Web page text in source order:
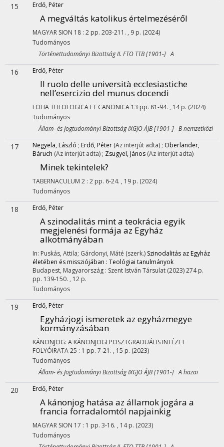
15 Erdő, Péter
A megváltás katolikus értelmezéséről
MAGYAR SION 18 : 2 pp. 203-211. , 9 p. (2024)
Tudományos
Történettudományi Bizottság II. FTO TTB [1901-] A
16 Erdő, Péter
Il ruolo delle università ecclesiastiche
nell’esercizio del munus docendi
FOLIA THEOLOGICA ET CANONICA 13 pp. 81-94. , 14 p. (2024)
Tudományos
Állam- és Jogtudományi Bizottság IXGJO ÁJB [1901-] B nemzetközi
17 Negyela, László ; Erdő, Péter (Az interjút adta) ; Oberlander,
Báruch (Az interjút adta) ; Zsugyel, János (Az interjút adta)
Minek tekintelek?
TABERNACULUM 2 : 2 pp. 6-24. , 19 p. (2024)
Tudományos
18 Erdő, Péter
A szinodalitás mint a teokrácia egyik
megjelenési formája az Egyház
alkotmányában
In: Puskás, Attila; Gárdonyi, Máté (szerk.) Szinodalitás az Egyház
életében és missziójában : Teológiai tanulmányok
Budapest, Magyarország : Szent István Társulat (2023)274 p.
pp. 139-150. , 12 p.
Tudományos
19 Erdő, Péter
Egyházjogi ismeretek az egyházmegye
kormányzásában
KÁNONJOG: A KÁNONJOGI POSZTGRADUÁLIS INTÉZET
FOLYÓIRATA25 : 1 pp. 7-21. , 15 p. (2023)
Tudományos
Állam- és Jogtudományi Bizottság IXGJO ÁJB [1901-] A hazai
20 Erdő, Péter
A kánonjog hatása az államok jogára a
francia forradalomtól napjainkig
MAGYAR SION 17 : 1 pp. 3-16. , 14 p. (2023)
Tudományos